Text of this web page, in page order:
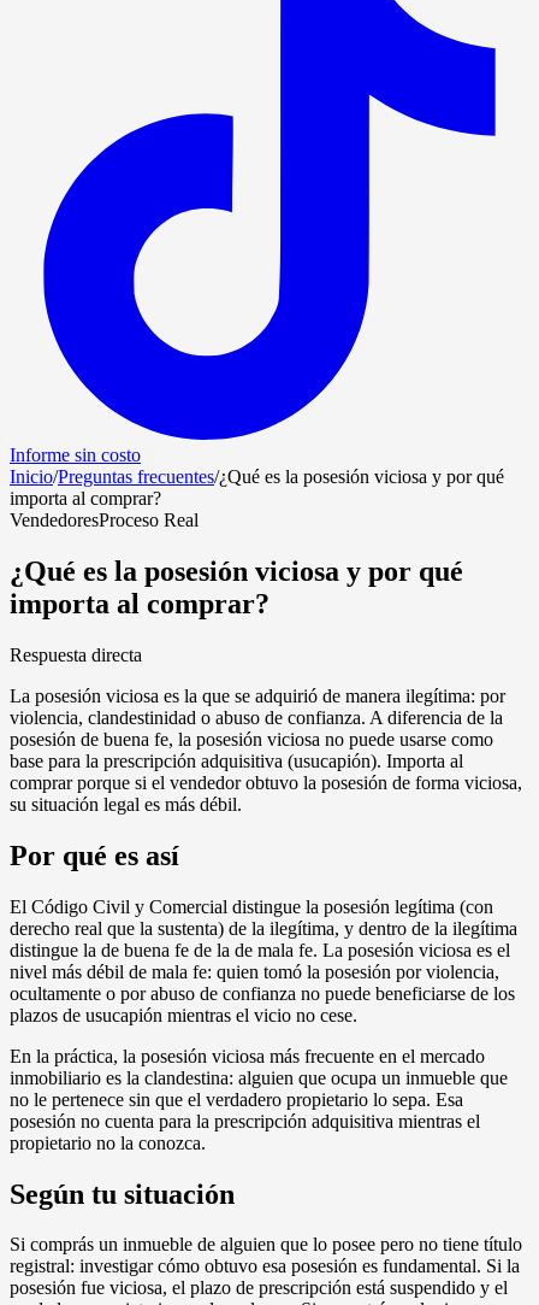
Informe sin costo
Inicio/Preguntas frecuentes/¿Qué es la posesión viciosa y por qué
importa al comprar?
VendedoresProceso Real
¿Qué es la posesión viciosa y por qué
importa al comprar?
Respuesta directa
La posesión viciosa es la que se adquirió de manera ilegítima: por
violencia, clandestinidad o abuso de confianza. A diferencia de la
posesión de buena fe, la posesión viciosa no puede usarse como
base para la prescripción adquisitiva (usucapión). Importa al
comprar porque si el vendedor obtuvo la posesión de forma viciosa,
su situación legal es más débil.
Por qué es así
El Código Civil y Comercial distingue la posesión legítima (con
derecho real que la sustenta) de la ilegítima, y dentro de la ilegítima
distingue la de buena fe de la de mala fe. La posesión viciosa es el
nivel más débil de mala fe: quien tomó la posesión por violencia,
ocultamente o por abuso de confianza no puede beneficiarse de los
plazos de usucapión mientras el vicio no cese.
En la práctica, la posesión viciosa más frecuente en el mercado
inmobiliario es la clandestina: alguien que ocupa un inmueble que
no le pertenece sin que el verdadero propietario lo sepa. Esa
posesión no cuenta para la prescripción adquisitiva mientras el
propietario no la conozca.
Según tu situación
Si comprás un inmueble de alguien que lo posee pero no tiene título
registral: investigar cómo obtuvo esa posesión es fundamental. Si la
posesión fue viciosa, el plazo de prescripción está suspendido y el